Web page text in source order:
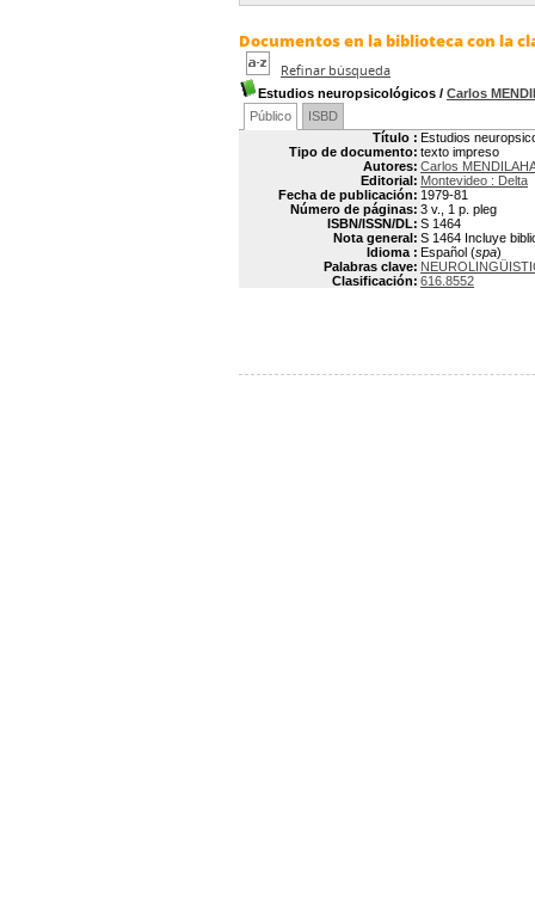
Documentos en la biblioteca con la
Refinar búsqueda
Estudios neuropsicológicos / Carlos
Público
ISBD
Título : Estudios
Tipo de documento: texto impreso
Autores: Carlos
Editorial: Montevideo : Delta
Fecha de publicación: 1979-81
Número de páginas: 3 v., 1 p. pleg
ISBN/ISSN/DL: S 1464
Nota general: S 1464 Incluye
Idioma : Español (spa)
Palabras clave:
Clasificación: 616.8552